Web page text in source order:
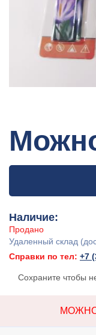
Наличие:
Продано
Удаленный склад
Справки по тел: +7
Сохраните чтобы